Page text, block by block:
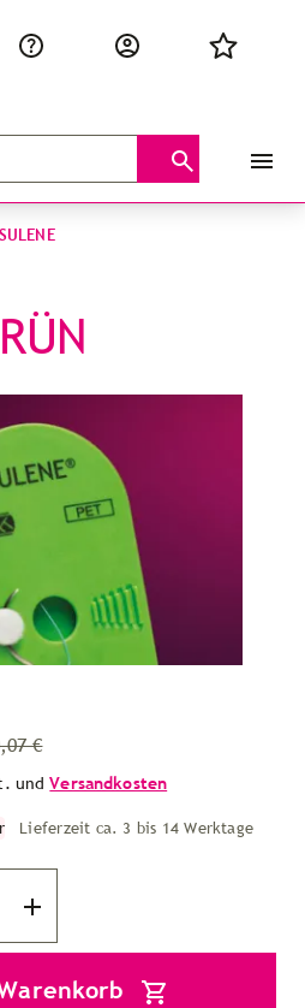
SULENE
€
undVersandkosten
Lieferzeit ca. 3 bis 14 Werktage